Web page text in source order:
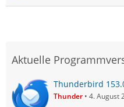
Aktuelle
Thunderbird
Thunder 4. August